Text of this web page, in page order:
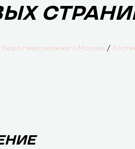
Бюро Невозможного Москва /